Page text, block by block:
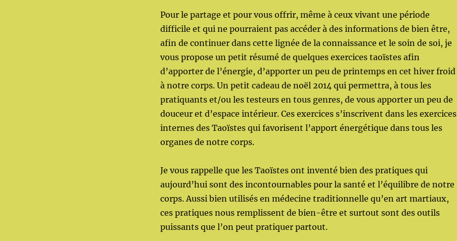
Pour le partage et pour vous offrir, même à ceux vivant une période
difficile et qui ne pourraient pas accéder à des informations de bien être,
afin de continuer dans cette lignée de la connaissance et le soin de soi, je
vous propose un petit résumé de quelques exercices taoïstes afin
d’apporter de l’énergie, d’apporter un peu de printemps en cet hiver froid
à notre corps. Un petit cadeau de noël 2014 qui permettra, à tous les
pratiquants et/ou les testeurs en tous genres, de vous apporter un peu de
douceur et d’espace intérieur. Ces exercices s’inscrivent dans les exercices
internes des Taoïstes qui favorisent l’apport énergétique dans tous les
organes de notre corps.
Je vous rappelle que les Taoïstes ont inventé bien des pratiques qui
aujourd’hui sont des incontournables pour la santé et l’équilibre de notre
corps. Aussi bien utilisés en médecine traditionnelle qu’en art martiaux,
ces pratiques nous remplissent de bien-être et surtout sont des outils
puissants que l’on peut pratiquer partout.